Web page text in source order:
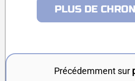
PLUS DE
Précédemment sur